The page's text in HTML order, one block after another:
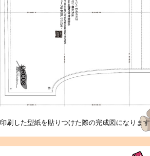
印刷した型紙を貼りつけた際の完成図になります